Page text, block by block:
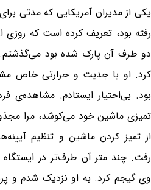
يکی از مديران آمريکايی که مدتی
رفته بود، تعريف کرده است که روزی
دو طرف آن پارک شده بود می‌گذشتم.
کرد. او با جديت و حرارتی خاص
بود. بی‌اختيار ايستادم. مشاهده‌ی
تميزی ماشين خود می‌کوشد، مرا
از تميز کردن ماشين و تنظيم
رفت. چند متر آن طرف‌تر در ايستگاه
وی گيجم کرد. به او نزديک شدم و